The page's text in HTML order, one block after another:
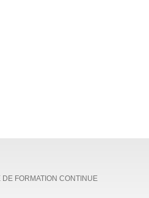
DE FORMATION CONTINUE